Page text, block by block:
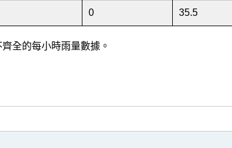
0 35.5
全的每小時雨量數據。